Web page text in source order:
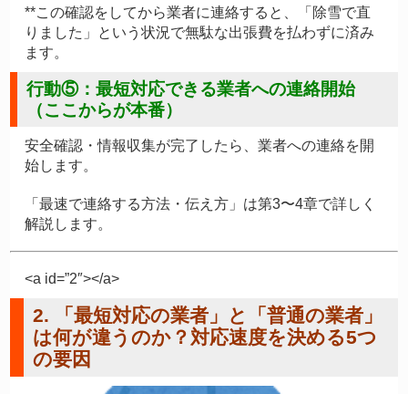
**この確認をしてから業者に連絡すると、「除雪で直
りました」という状況で無駄な出張費を払わずに済み
ます。
行動⑤：最短対応できる業者への連絡開始
（ここからが本番）
安全確認・情報収集が完了したら、業者への連絡を開
始します。
「最速で連絡する方法・伝え方」は第3〜4章で詳しく
解説します。
<a id=”2″></a>
2. 「最短対応の業者」と「普通の業者」
は何が違うのか？対応速度を決める5つ
の要因